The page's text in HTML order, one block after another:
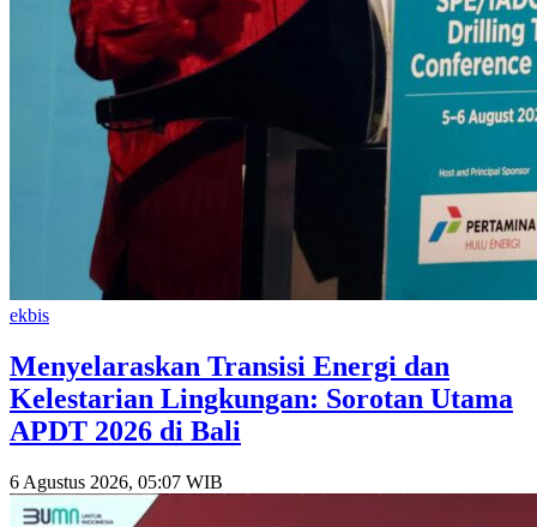
ekbis
Menyelaraskan Transisi Energi dan
Kelestarian Lingkungan: Sorotan Utama
APDT 2026 di Bali
6 Agustus 2026, 05:07 WIB